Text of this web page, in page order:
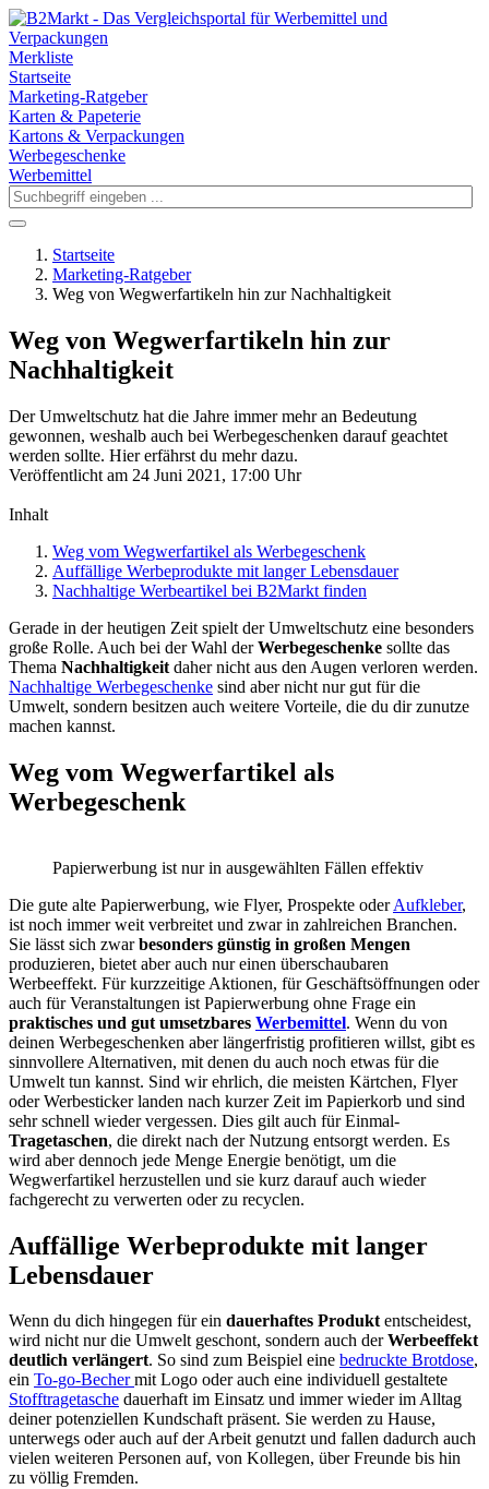
Merkliste
Startseite
Marketing-Ratgeber
Karten & Papeterie
Kartons & Verpackungen
Werbegeschenke
Werbemittel
Startseite
Marketing-Ratgeber
Weg von Wegwerfartikeln hin zur Nachhaltigkeit
Weg von Wegwerfartikeln hin zur
Nachhaltigkeit
Der Umweltschutz hat die Jahre immer mehr an Bedeutung
gewonnen, weshalb auch bei Werbegeschenken darauf geachtet
werden sollte. Hier erfährst du mehr dazu.
Veröffentlicht am 24 Juni 2021, 17:00 Uhr
Inhalt
Weg vom Wegwerfartikel als Werbegeschenk
Auffällige Werbeprodukte mit langer Lebensdauer
Nachhaltige Werbeartikel bei B2Markt finden
Gerade in der heutigen Zeit spielt der Umweltschutz eine besonders
große Rolle. Auch bei der Wahl derWerbegeschenke sollte das
Thema Nachhaltigkeit daher nicht aus den Augen verloren werden.
Nachhaltige Werbegeschenke sind aber nicht nur gut für die
Umwelt, sondern besitzen auch weitere Vorteile, die du dir zunutze
machen kannst.
Weg vom Wegwerfartikel als
Werbegeschenk
Papierwerbung ist nur in ausgewählten Fällen effektiv
Die gute alte Papierwerbung, wie Flyer, Prospekte oderAufkleber,
ist noch immer weit verbreitet und zwar in zahlreichen Branchen.
Sie lässt sich zwarbesonders günstig in großen Mengen
produzieren, bietet aber auch nur einen überschaubaren
Werbeeffekt. Für kurzzeitige Aktionen, für Geschäftsöffnungen oder
auch für Veranstaltungen ist Papierwerbung ohne Frage ein
praktisches und gut umsetzbares Werbemittel. Wenn du von
deinen Werbegeschenken aber längerfristig profitieren willst, gibt es
sinnvollere Alternativen, mit denen du auch noch etwas für die
Umwelt tun kannst. Sind wir ehrlich, die meisten Kärtchen, Flyer
oder Werbesticker landen nach kurzer Zeit im Papierkorb und sind
sehr schnell wieder vergessen. Dies gilt auch für Einmal-
Tragetaschen, die direkt nach der Nutzung entsorgt werden. Es
wird aber dennoch jede Menge Energie benötigt, um die
Wegwerfartikel herzustellen und sie kurz darauf auch wieder
fachgerecht zu verwerten oder zu recyclen.
Auffällige Werbeprodukte mit langer
Lebensdauer
Wenn du dich hingegen für ein dauerhaftes Produktentscheidest,
wird nicht nur die Umwelt geschont, sondern auch derWerbeeffekt
deutlich verlängert. So sind zum Beispiel eine bedruckte Brotdose,
ein To-go-Bechermit Logo oder auch eine individuell gestaltete
Stofftragetasche dauerhaft im Einsatz und immer wieder im Alltag
deiner potenziellen Kundschaft präsent. Sie werden zu Hause,
unterwegs oder auch auf der Arbeit genutzt und fallen dadurch auch
vielen weiteren Personen auf, von Kollegen, über Freunde bis hin
zu völlig Fremden.